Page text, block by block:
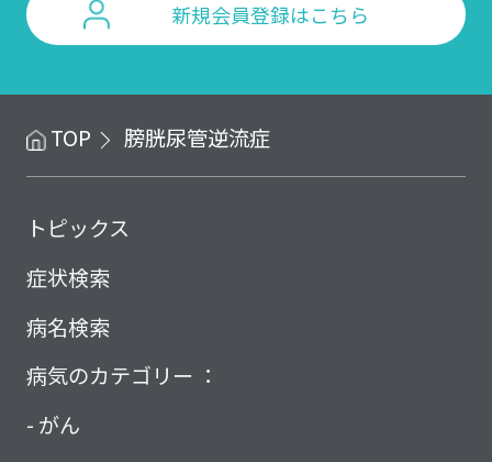
新規会員登録はこちら
TOP 膀胱尿管逆流症
トピックス
症状検索
病名検索
病気のカテゴリー ：
がん